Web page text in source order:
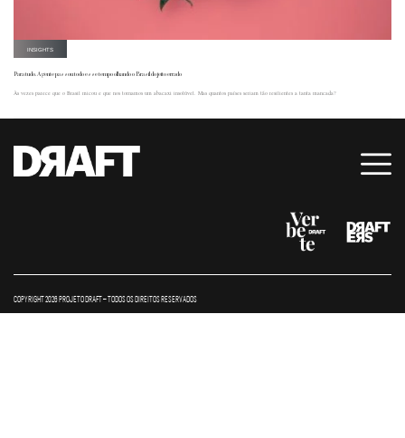
INSIGHTS
Para tudo. A gente passou todo esse tempo olhando o Brasil do jeito errado
Às vezes parece que o Brasil micou e que nos tornamos um abacaxi insolúvel. Mas quantos países seriam tão resilientes a tanta mancada?
COPYRIGHT 2026 PROJETO DRAFT – TODOS OS DIREITOS RESERVADOS